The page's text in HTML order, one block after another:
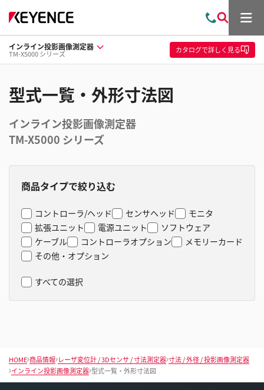
問
い
合
わ
索
メ
ュ
ー
インライン投影画像測定器
TM-X5000 シリーズ カタログで詳しく見る
型式一覧・外形寸法図
インライン投影画像測定器
TM-X5000 シリーズ
商品タイプで絞り込む
コントローラ/ヘッド センサヘッド
モニタ
拡張ユニット
電源ユニット
ソフトウェア
ケーブル
コントローラオプション
メモリーカード
その他・オプション
すべての選択
HOME 商品情報 レーザ変位計 / 3Dセンサ / 寸法測定器 寸法 / 外径 / 投影画像測定器
インライン投影画像測定器 型式一覧・外形寸法図